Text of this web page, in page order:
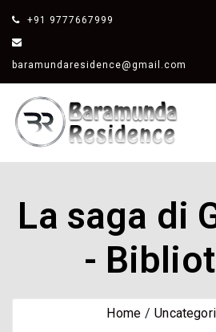
+91 9777667999
baramundaresidence@gmail.com
La saga di
-
Home